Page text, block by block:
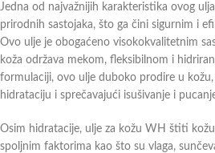
Jedna od najvažnijih karakteristika ovog
prirodnih sastojaka, što ga čini sigurnim i
Ovo ulje je obogaćeno visokokvalitetnim
koža održava mekom, fleksibilnom i
formulaciji, ovo ulje duboko prodire u
hidrataciju i sprečavajući isušivanje i
Osim hidratacije, ulje za kožu WH štiti
spoljnim faktorima kao što su vlaga,